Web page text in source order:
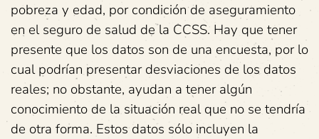
pobreza y edad, por condición de aseguramiento
en el seguro de salud de la CCSS. Hay que tener
presente que los datos son de una encuesta, por lo
cual podrían presentar desviaciones de los datos
reales; no obstante, ayudan a tener algún
conocimiento de la situación real que no se tendría
de otra forma. Estos datos sólo incluyen la